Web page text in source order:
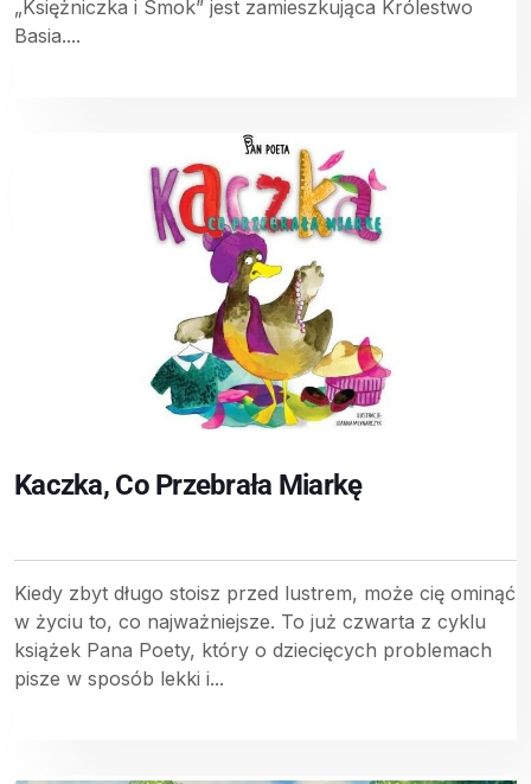
„Księżniczka i Smok” jest zamieszkująca Królestwo
Basia....
Kaczka, Co Przebrała Miarkę
Kiedy zbyt długo stoisz przed lustrem, może cię ominąć
w życiu to, co najważniejsze. To już czwarta z cyklu
książek Pana Poety, który o dziecięcych problemach
pisze w sposób lekki i...